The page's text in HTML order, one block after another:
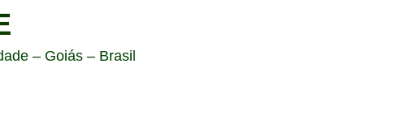
– Goiás – Brasil